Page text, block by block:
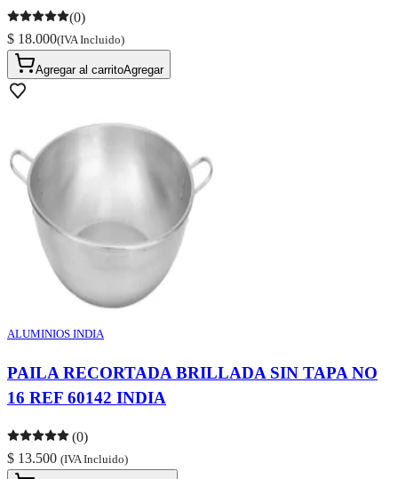
(0)
$ 18.000(IVA Incluido)
Agregar al carritoAgregar
ALUMINIOS INDIA
PAILA RECORTADA BRILLADA SIN TAPA NO
16 REF 60142 INDIA
(0)
$ 13.500 (IVA Incluido)